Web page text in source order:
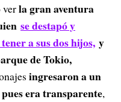
verla gran aventura
se destapó y
a sus dos hijos, y
de Tokio,
ingresaron a un
era transparente,